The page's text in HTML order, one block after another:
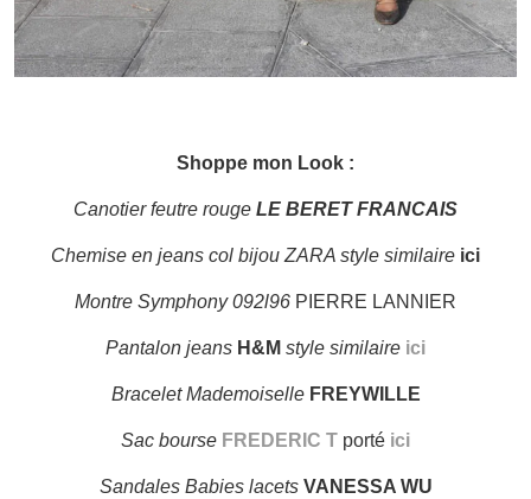
Shoppe mon Look :
Canotier feutre rouge LE BERET FRANCAIS
Chemise en jeans col bijou ZARA style similaire ici
Montre Symphony 092l96 PIERRE LANNIER
Pantalon jeans H&M style similaire ici
Bracelet Mademoiselle FREYWILLE
Sac bourse FREDERIC T porté ici
Sandales Babies lacets VANESSA WU